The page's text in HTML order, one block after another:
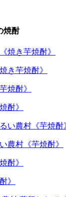
焼酎
き芋焼酎》
酎》
村《芋焼酎》
》